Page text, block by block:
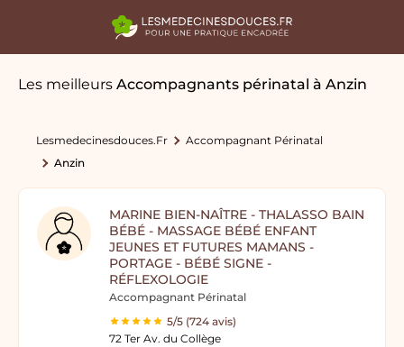
Les meilleurs Accompagnants périnatal à Anzin
Lesmedecinesdouces.fr
Accompagnant Périnatal
Anzin
MARINE BIEN-NAÎTRE - THALASSO BAIN
BÉBÉ - MASSAGE BÉBÉ ENFANT
JEUNES ET FUTURES MAMANS -
PORTAGE - BÉBÉ SIGNE -
RÉFLEXOLOGIE
Accompagnant Périnatal
5/5 (724 avis)
72 Ter Av. du Collège